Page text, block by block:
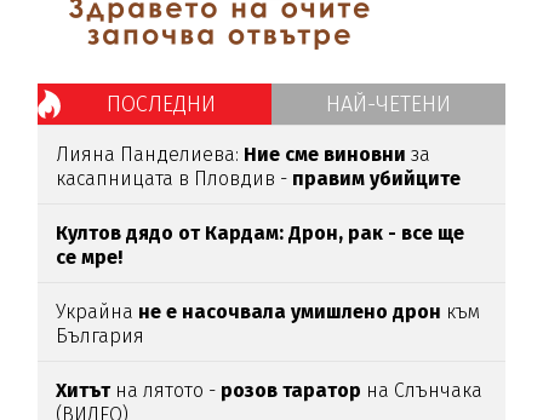
ПОСЛЕДНИ НАЙ-ЧЕТЕНИ
Лияна Панделиева: Ние сме виновниза
касапницата в Пловдив - правим убийците
Култов дядо от Кардам: Дрон, рак - все ще
се мре!
Украйна не е насочвала умишлено дрон към
България
Хитътна лятото - розов таратор на Слънчака
(ВИДЕО)